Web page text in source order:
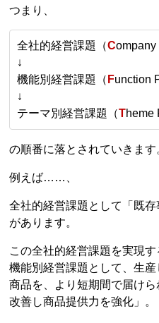
つまり、
全社的経営課題（Company
↓
機能別経営課題（ Function
↓
テーマ別経営課題（Theme
の順番に落とされていきます
例えば……、
全社的経営課題として「既存
があります。
この全社的経営課題を実現す
機能別経営課題として、生
商品を、より短期間で届け
改善し商品提供力を強化」。